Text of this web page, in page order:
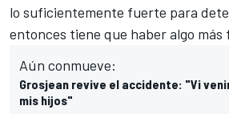
lo suficientemente fuerte para
entonces tiene que haber algo
Aún conmueve:
Grosjean revive el accidente: "Vi
mis hijos"